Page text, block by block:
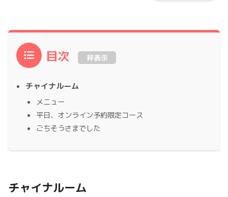
目次 非表示
チャイナルーム
メニュー
平日、オンライン予約限定コース
ごちそうさまでした
チャイナルーム